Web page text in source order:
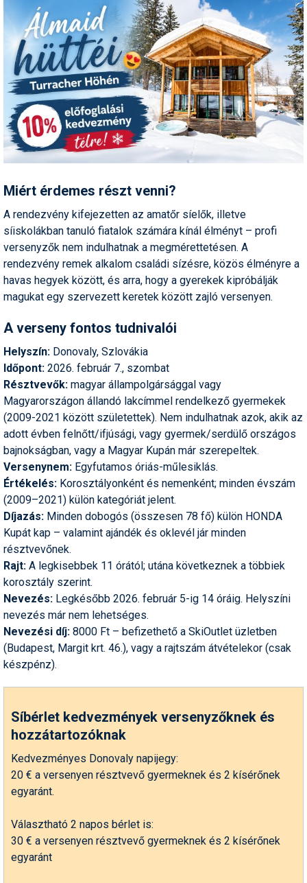
Humor
Hütte
Ingatlan
Interjúk
Játékok
Kerékpár
Magazinok
Munkavállalás
Olvasnivaló
Rajzok
Síbérletárak
Síbörze
Sícipő
Sífelszerelés
Sífutás
Síléc
Símánia
Síoktatás
Síruházat
Síszerviz
Sítechnika
Snowboardfelszerelés
Sportorvos
Szánkó
Szótárak
Miért érdemes részt venni?
A rendezvény kifejezetten az amatőr síelők, illetve
síiskolákban tanuló fiatalok számára kínál élményt – profi
versenyzők nem indulhatnak a megmérettetésen. A
rendezvény remek alkalom családi sízésre, közös élményre a
havas hegyek között, és arra, hogy a gyerekek kipróbálják
magukat egy szervezett keretek között zajló versenyen.
A verseny fontos tudnivalói
Helyszín: Donovaly, Szlovákia
Időpont: 2026. február 7., szombat
Résztvevők: magyar állampolgársággal vagy
Magyarországon állandó lakcímmel rendelkező gyermekek
(2009-2021 között születettek). Nem indulhatnak azok, akik az
adott évben felnőtt/ifjúsági, vagy gyermek/serdülő országos
bajnokságban, vagy a Magyar Kupán már szerepeltek.
Versenynem: Egyfutamos óriás-műlesiklás.
Értékelés: Korosztályonként és nemenként; minden év­szám
(2009–2021) külön kategóriát jelent.
Díjazás: Minden dobogós (összesen 78 fő) külön HONDA
Kupát kap – valamint ajándék és oklevél jár minden
résztvevőnek.
Rajt: A legkisebbek 11 órától; utána következnek a többiek
korosztály szerint.
Nevezés: Legkésőbb 2026. február 5-ig 14 óráig. Helyszíni
nevezés már nem lehetséges.
Nevezési díj: 8000 Ft – befizethető a SkiOutlet üzletben
(Budapest, Margit krt. 46.), vagy a rajtszám átvételekor (csak
készpénz).
Síbérlet kedvezmények versenyzőknek és
hozzátartozóknak
Kedvezményes Donovaly napijegy:
20 € a versenyen résztvevő gyermeknek és 2 kísérőnek
egyaránt.
Választható 2 napos bérlet is:
30 € a versenyen résztvevő gyermeknek és 2 kísérőnek
egyaránt